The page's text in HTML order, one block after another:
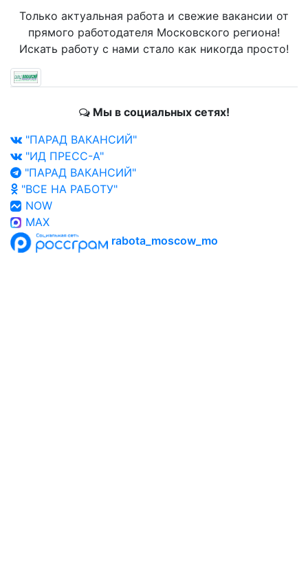
Только актуальная работа и свежие вакансии от
прямого работодателя Московского региона!
Искать работу с нами стало как никогда просто!
Мы в социальных сетях!
"ПАРАД ВАКАНСИЙ"
"ИД ПРЕСС-А"
"ПАРАД ВАКАНСИЙ"
"ВСЕ НА РАБОТУ"
NOW
MAX
rabota_moscow_mo